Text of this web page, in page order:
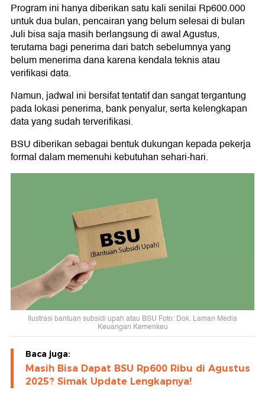
Program ini hanya diberikan satu kali senilai Rp600.000
untuk dua bulan, pencairan yang belum selesai di bulan
Juli bisa saja masih berlangsung di awal Agustus,
terutama bagi penerima dari batch sebelumnya yang
belum menerima dana karena kendala teknis atau
verifikasi data.
Namun, jadwal ini bersifat tentatif dan sangat tergantung
pada lokasi penerima, bank penyalur, serta kelengkapan
data yang sudah terverifikasi.
BSU diberikan sebagai bentuk dukungan kepada pekerja
formal dalam memenuhi kebutuhan sehari-hari.
Ilustrasi bantuan subsidi upah atau BSU Foto: Dok. Laman Media
Keuangan Kemenkeu
Baca juga:
Masih Bisa Dapat BSU Rp600 Ribu di Agustus
2025? Simak Update Lengkapnya!